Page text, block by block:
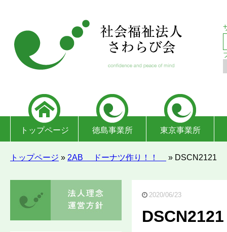
トップページ 徳島事業所 東京事業所
トップページ » 2AB ドーナツ作り！！ » DSCN2121
2020/06/23
DSCN2121